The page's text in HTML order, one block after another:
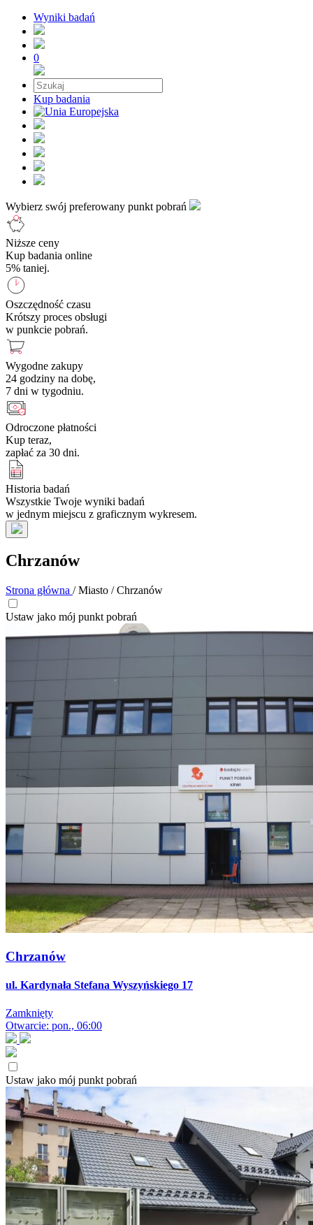
Wyniki badań
0
Kup badania
Wybierz swój preferowany punkt pobrań
Niższe ceny
Kup badania online
5% taniej.
Oszczędność czasu
Krótszy proces obsługi
w punkcie pobrań.
Wygodne zakupy
24 godziny na dobę,
7 dni w tygodniu.
Odroczone płatności
Kup teraz,
zapłać za 30 dni.
Historia badań
Wszystkie Twoje wyniki badań
w jednym miejscu z graficznym wykresem.
Chrzanów
Strona główna / Miasto / Chrzanów
Ustaw jako mój punkt pobrań
Chrzanów
ul. Kardynała Stefana Wyszyńskiego 17
Zamknięty
Otwarcie: pon., 06:00
Ustaw jako mój punkt pobrań